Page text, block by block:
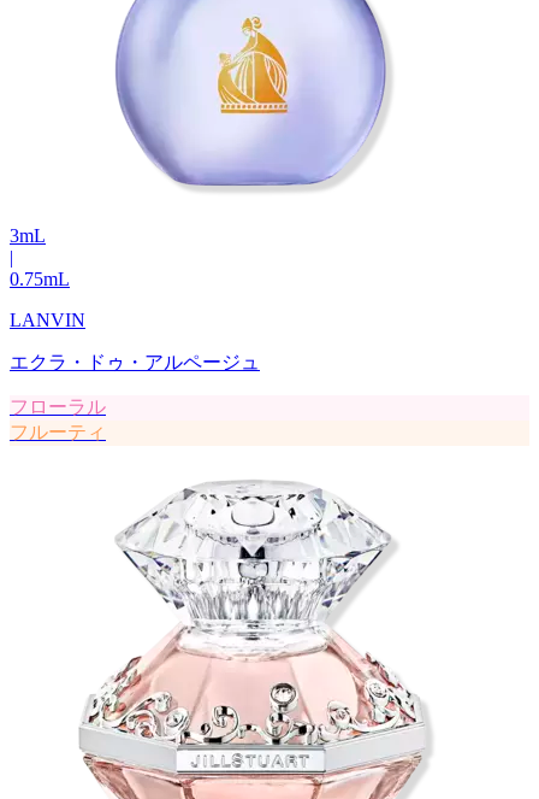
3mL
|
0.75mL
LANVIN
エクラ・ドゥ・アルページュ
フローラル
フルーティ